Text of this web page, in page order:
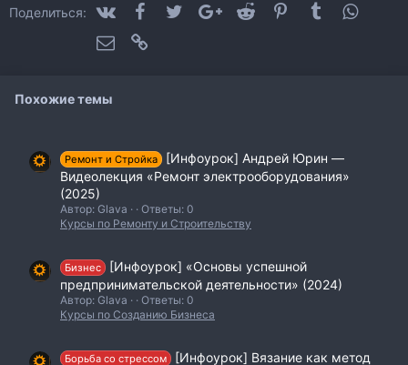
Поделиться: VK FacebookTwitterGoogle+Reddit PinterestTumblr
Электронная почта
Похожие темы
Ремонт и Стройка
[Инфоурок] Андрей Юрин ―
Видеолекция «Ремонт электрооборудования»
(2025)
Автор: Glava
Ответы: 0
Курсы по Ремонту и Строительству
Бизнес
[Инфоурок] «Основы успешной
предпринимательской деятельности» (2024)
Автор: Glava
Ответы: 0
Курсы по Созданию Бизнеса
Борьба со стрессом
[Инфоурок] Вязание как метод